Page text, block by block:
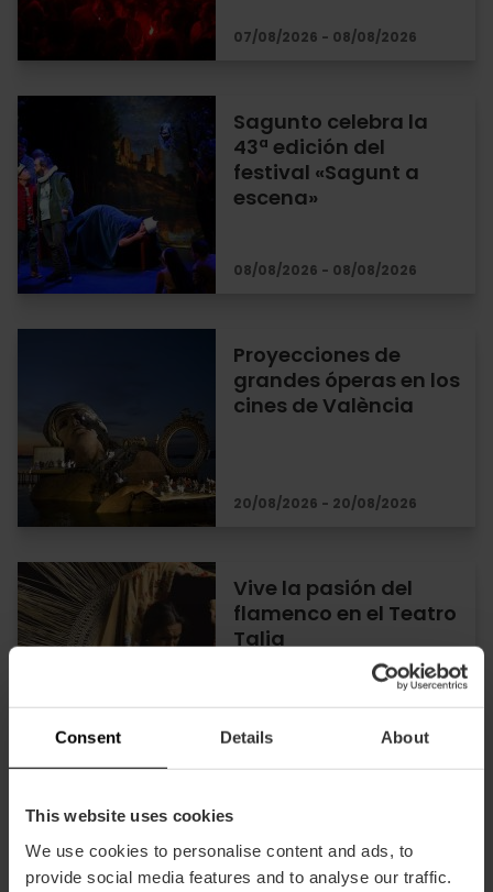
Consent Details About
This website uses cookies
We use cookies to personalise content and ads, to
provide social media features and to analyse our traffic.
07/08/2026 - 08/08/2026
Sagunto celebra la
43ª edición del
festival «Sagunt a
escena»
08/08/2026 - 08/08/2026
Proyecciones de
grandes óperas en los
cines de València
20/08/2026 - 20/08/2026
Vive la pasión del
flamenco en el Teatro
Talia
13/08/2026 - 13/08/2026
Club, la sala más
ecléctica de València